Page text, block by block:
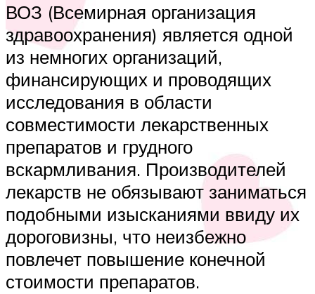
ВОЗ (Всемирная организация
здравоохранения) является одной
из немногих организаций,
финансирующих и проводящих
исследования в области
совместимости лекарственных
препаратов и грудного
вскармливания. Производителей
лекарств не обязывают заниматься
подобными изысканиями ввиду их
дороговизны, что неизбежно
повлечет повышение конечной
стоимости препаратов.